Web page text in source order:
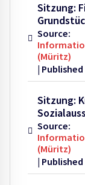
Sitzung:
Source:
(Müritz)
Published
Sitzung:
Source:
(Müritz)
Published